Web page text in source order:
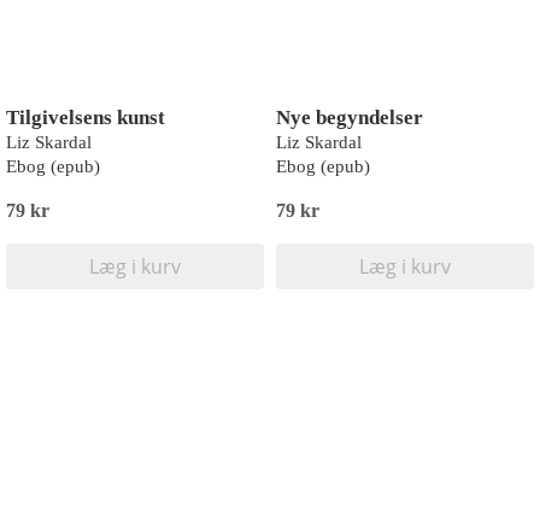
Tilgivelsens kunst
Liz Skardal
Ebog (epub)
79 kr
Læg i kurv
Nye begyndelser
Liz Skardal
Ebog (epub)
79 kr
Læg i kurv